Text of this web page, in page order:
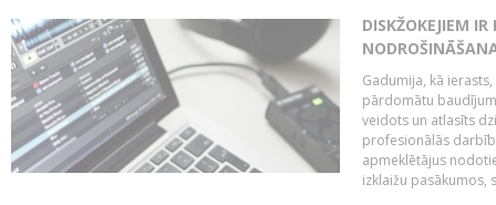
DISKŽOKEJIEM
Gadumija, kā
pārdomātu
veidots un atlasīts
profesionālās
apmeklētājus
izklaižu pasākumos,